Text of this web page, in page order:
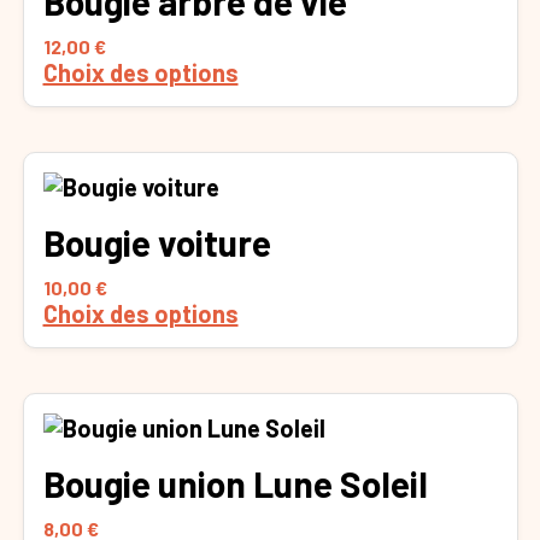
page
du
produit
12,00 €
Choix des options
plusieurs
variations.
Les
peuvent
être
choisies
sur
la
page
du
produit
Bougie voiture
10,00 €
Choix des options
Ce
a
plusieurs
variations.
Les
peuvent
être
choisies
sur
la
page
Bougie union Lune Soleil
8,00 €
Ce
a
plusieurs